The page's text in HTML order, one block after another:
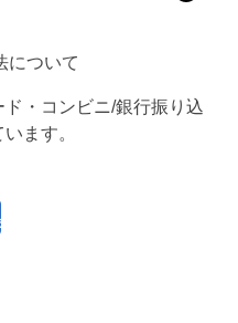
について
・コンビニ/銀行振り込
ます。